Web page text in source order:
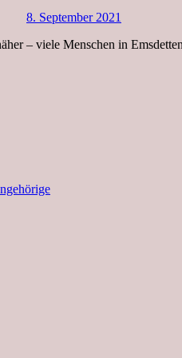
8. September 2021
– viele Menschen in